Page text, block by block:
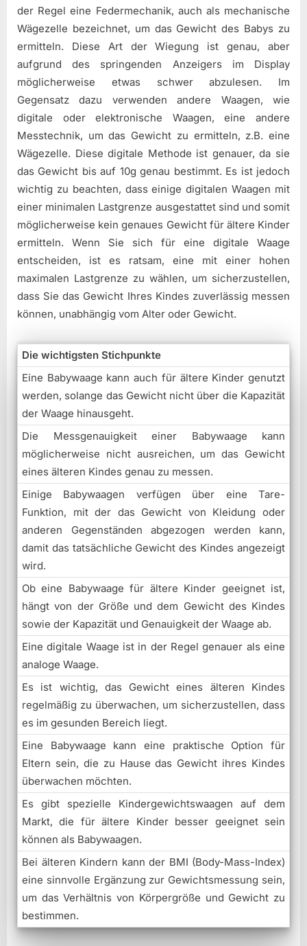
der Regel eine Federmechanik, auch als mechanische
Wägezelle bezeichnet, um das Gewicht des Babys zu
ermitteln. Diese Art der Wiegung ist genau, aber
aufgrund des springenden Anzeigers im Display
möglicherweise etwas schwer abzulesen. Im
Gegensatz dazu verwenden andere Waagen, wie
digitale oder elektronische Waagen, eine andere
Messtechnik, um das Gewicht zu ermitteln, z.B. eine
Wägezelle. Diese digitale Methode ist genauer, da sie
das Gewicht bis auf 10g genau bestimmt. Es ist jedoch
wichtig zu beachten, dass einige digitalen Waagen mit
einer minimalen Lastgrenze ausgestattet sind und somit
möglicherweise kein genaues Gewicht für ältere Kinder
ermitteln. Wenn Sie sich für eine digitale Waage
entscheiden, ist es ratsam, eine mit einer hohen
maximalen Lastgrenze zu wählen, um sicherzustellen,
dass Sie das Gewicht Ihres Kindes zuverlässig messen
können, unabhängig vom Alter oder Gewicht.
Die wichtigsten Stichpunkte
Eine Babywaage kann auch für ältere Kinder genutzt
werden, solange das Gewicht nicht über die Kapazität
der Waage hinausgeht.
Die Messgenauigkeit einer Babywaage kann
möglicherweise nicht ausreichen, um das Gewicht
eines älteren Kindes genau zu messen.
Einige Babywaagen verfügen über eine Tare-
Funktion, mit der das Gewicht von Kleidung oder
anderen Gegenständen abgezogen werden kann,
damit das tatsächliche Gewicht des Kindes angezeigt
wird.
Ob eine Babywaage für ältere Kinder geeignet ist,
hängt von der Größe und dem Gewicht des Kindes
sowie der Kapazität und Genauigkeit der Waage ab.
Eine digitale Waage ist in der Regel genauer als eine
analoge Waage.
Es ist wichtig, das Gewicht eines älteren Kindes
regelmäßig zu überwachen, um sicherzustellen, dass
es im gesunden Bereich liegt.
Eine Babywaage kann eine praktische Option für
Eltern sein, die zu Hause das Gewicht ihres Kindes
überwachen möchten.
Es gibt spezielle Kindergewichtswaagen auf dem
Markt, die für ältere Kinder besser geeignet sein
können als Babywaagen.
Bei älteren Kindern kann der BMI (Body-Mass-Index)
eine sinnvolle Ergänzung zur Gewichtsmessung sein,
um das Verhältnis von Körpergröße und Gewicht zu
bestimmen.